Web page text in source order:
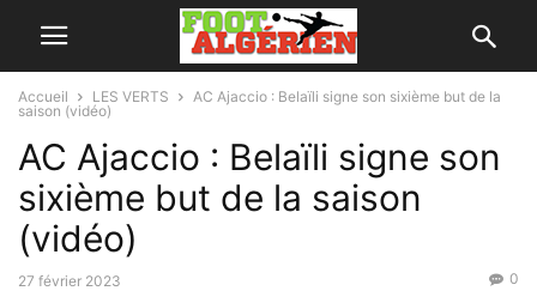
Accueil LES VERTS
AC Ajaccio : Belaïli signe son sixième but de la
saison (vidéo)
AC Ajaccio : Belaïli signe son
sixième but de la saison
(vidéo)
27 février 2023 0